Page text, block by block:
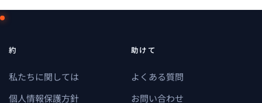
約
私たちに関しては
個人情報保護方針
助けて
よくある質問
お問い合わせ